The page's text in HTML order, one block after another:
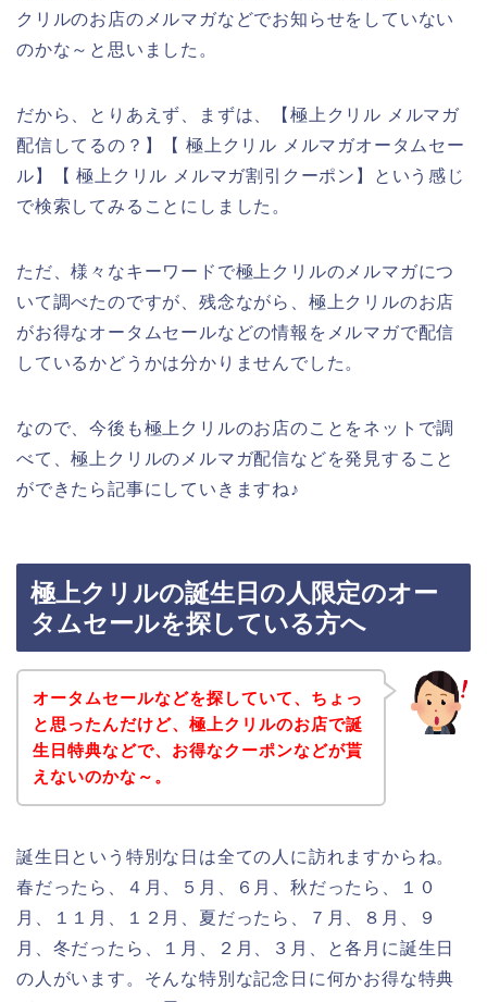
クリルのお店のメルマガなどでお知らせをしていない
のかな～と思いました。
だから、とりあえず、まずは、【極上クリル メルマガ
配信してるの？】【 極上クリル メルマガオータムセー
ル】【 極上クリル メルマガ割引クーポン】という感じ
で検索してみることにしました。
ただ、様々なキーワードで極上クリルのメルマガにつ
いて調べたのですが、残念ながら、極上クリルのお店
がお得なオータムセールなどの情報をメルマガで配信
しているかどうかは分かりませんでした。
なので、今後も極上クリルのお店のことをネットで調
べて、極上クリルのメルマガ配信などを発見すること
ができたら記事にしていきますね♪
極上クリルの誕生日の人限定のオー
タムセールを探している方へ
オータムセールなどを探していて、ちょっ
と思ったんだけど、極上クリルのお店で誕
生日特典などで、お得なクーポンなどが貰
えないのかな～。
誕生日という特別な日は全ての人に訪れますからね。
春だったら、４月、５月、６月、秋だったら、１０
月、１１月、１２月、夏だったら、７月、８月、９
月、冬だったら、１月、２月、３月、と各月に誕生日
の人がいます。そんな特別な記念日に何かお得な特典